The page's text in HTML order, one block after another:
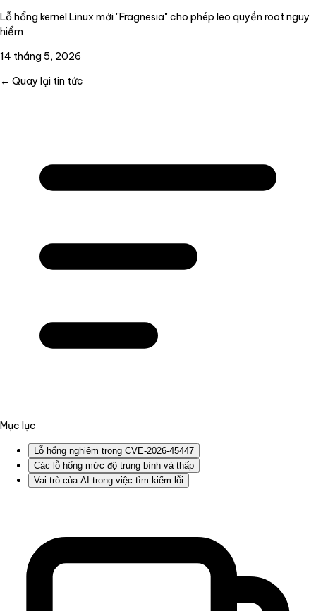
Lỗ hổng kernel Linux mới "Fragnesia" cho phép leo quyền root nguy
hiểm
14 tháng 5, 2026
← Quay lại tin tức
Mục lục
Lỗ hổng nghiêm trọng CVE-2026-45447
Các lỗ hổng mức độ trung bình và thấp
Vai trò của AI trong việc tìm kiếm lỗi